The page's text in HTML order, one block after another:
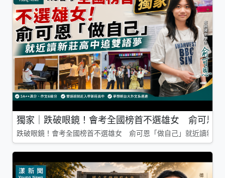
獨家｜跌破眼鏡！會考全國榜首不選雄女 俞可恩
跌破眼鏡！會考全國榜首不選雄女 俞可恩「做自己」就近讀新莊